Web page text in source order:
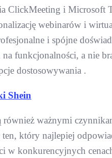
ClickMeeting i Microsoft
webinarów i
i spójne
funkcjonalności, a nie
dostosowywania .
Shein
również ważnymi
który najlepiej
w konkurencyjnych